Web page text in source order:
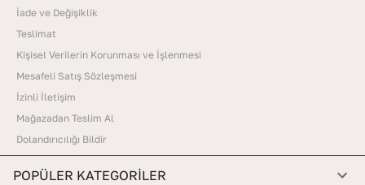
İade ve Değişiklik
Teslimat
Kişisel Verilerin Korunması ve İşlenmesi
Mesafeli Satış Sözleşmesi
İzinli İletişim
Mağazadan Teslim Al
Dolandırıcılığı Bildir
POPÜLER KATEGORİLER